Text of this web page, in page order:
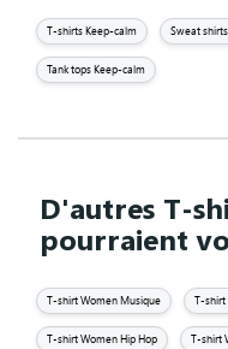
T-shirts Keep-calm Sweat
Tank tops Keep-calm
D'autres T-
pourraient
T-shirt Women Musique T-shirt
T-shirt Women Hip Hop T-shirt